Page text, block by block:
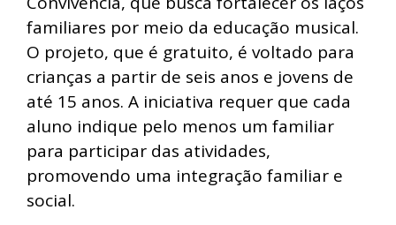
familiares por meio da educação musical.
O projeto, que é gratuito, é voltado para
crianças a partir de seis anos e jovens de
até 15 anos. A iniciativa requer que cada
aluno indique pelo menos um familiar
para participar das atividades,
promovendo uma integração familiar e
social.